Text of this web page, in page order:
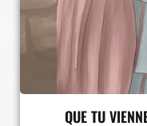
QUE TU